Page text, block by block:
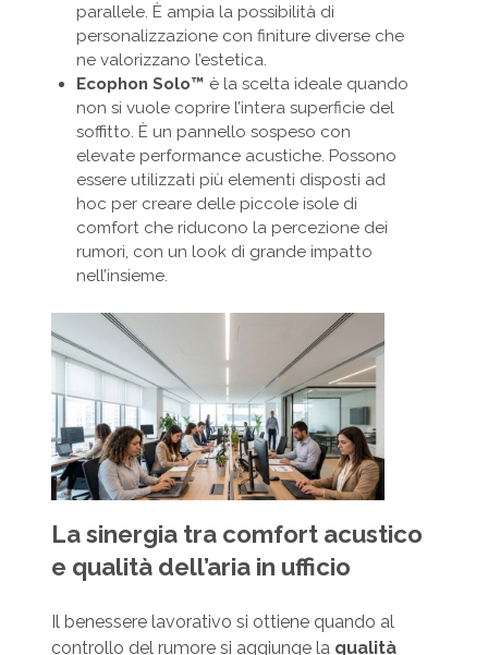
parallele. È ampia la possibilità di
personalizzazione con finiture diverse che
ne valorizzano l’estetica.
Ecophon Solo™ è la scelta ideale quando
non si vuole coprire l’intera superficie del
soffitto. È un pannello sospeso con
elevate performance acustiche. Possono
essere utilizzati più elementi disposti ad
hoc per creare delle piccole isole di
comfort che riducono la percezione dei
rumori, con un look di grande impatto
nell’insieme.
La sinergia tra comfort acustico
e qualità dell’aria in ufficio
Il benessere lavorativo si ottiene quando al
controllo del rumore si aggiunge la qualità